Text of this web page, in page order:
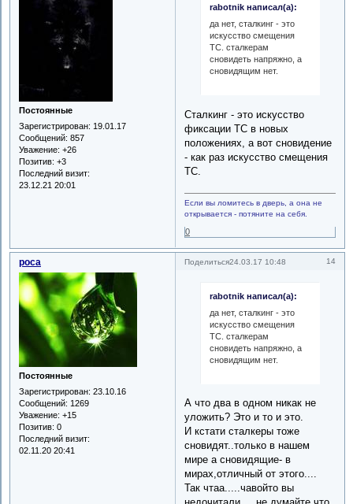
Постоянные
Зарегистрирован: 19.01.17
Сообщений: 857
Уважение: +26
Позитив: +3
Последний визит:
23.12.21 20:01
rabotnik написал(а):
да нет, сталкинг - это
искусство смещения
ТС. сталкерам
сновидеть напряжно, а
сновидящим нет.
Сталкинг - это искусство
фиксации ТС в новых
положениях, а вот сновидение
- как раз искусство смещения
ТС.
Если вы ломитесь в дверь, а она не
открывается - потяните на себя.
0
Поделиться 14
24.03.17 10:48
роса
Постоянные
Зарегистрирован: 23.10.16
Сообщений: 1269
Уважение: +15
Позитив: 0
Последний визит:
02.11.20 20:41
rabotnik написал(а):
да нет, сталкинг - это
искусство смещения
ТС. сталкерам
сновидеть напряжно, а
сновидящим нет.
А что два в одном никак не
уложить? Это и то и это.
И кстати сталкеры тоже
сновидят..только в нашем
мире а сновидящие- в
мирах,отличный от этого....
Так чтаа.....чавойто вы